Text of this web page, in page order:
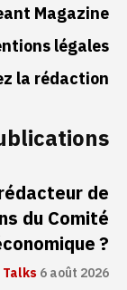
Magazine
légales
la rédaction
de
du Comité
?
Talks6 août 2026